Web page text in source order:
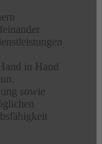
in Hand
sowie